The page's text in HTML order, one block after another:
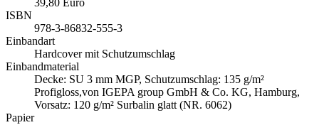
39,80 Euro
ISBN
978-3-86832-555-3
Einbandart
Hardcover mit Schutzumschlag
Einbandmaterial
Decke: SU 3 mm MGP, Schutzumschlag: 135 g/m²
Profigloss,von IGEPA group GmbH & Co. KG, Hamburg,
Vorsatz: 120 g/m² Surbalin glatt (NR. 6062)
Papier